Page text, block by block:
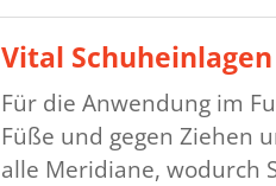
Vital
Für die Anwendung im
Füße und gegen Ziehen
alle Meridiane, wodurch